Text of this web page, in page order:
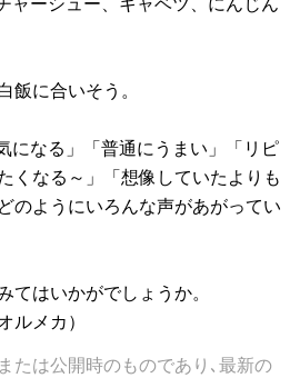
ャーシュー、キャベツ、にんじん
飯に合いそう。
になる」「普通にうまい」「リピ
くなる～」「想像していたよりも
のようにいろんな声があがってい
てはいかがでしょうか。
ルメカ）
たは公開時のものであり､最新の